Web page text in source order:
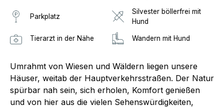
Parkplatz
Silvester böllerfrei mit
Hund
Tierarzt in der Nähe Wandern mit Hund
Umrahmt von Wiesen und Wäldern liegen unsere
Häuser, weitab der Hauptverkehrsstraßen. Der Natur
spürbar nah sein, sich erholen, Komfort genießen
und von hier aus die vielen Sehenswürdigkeiten,